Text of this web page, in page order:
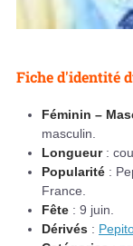
Fiche d'identité
Féminin –
masculin.
Longueur:
Popularité :
France.
Fête : 9 juin.
Dérivés :